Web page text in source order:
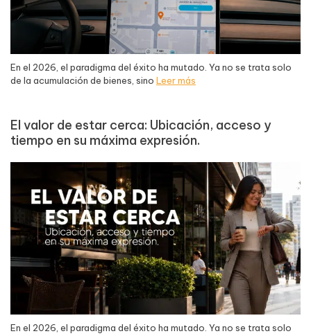
En el 2026, el paradigma del éxito ha mutado. Ya no se trata solo
de la acumulación de bienes, sino Leer más
El valor de estar cerca: Ubicación, acceso y
tiempo en su máxima expresión.
En el 2026, el paradigma del éxito ha mutado. Ya no se trata solo